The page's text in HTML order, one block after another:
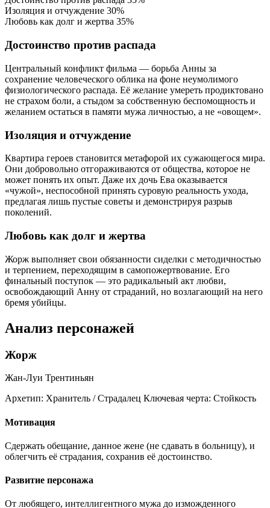
Изоляция и отчуждение 30%
Любовь как долг и жертва 35%
Достоинство против распада
Центральный конфликт фильма — борьба Анны за
сохранение человеческого облика на фоне неумолимого
физиологического распада. Её желание умереть продиктовано
не страхом боли, а стыдом за собственную беспомощность и
желанием остаться в памяти мужа личностью, а не «овощем».
Изоляция и отчуждение
Квартира героев становится метафорой их сужающегося мира.
Они добровольно отгораживаются от общества, которое не
может понять их опыт. Даже их дочь Ева оказывается
«чужой», неспособной принять суровую реальность ухода,
предлагая лишь пустые советы и демонстрируя разрыв
поколений.
Любовь как долг и жертва
Жорж выполняет свои обязанности сиделки с методичностью
и терпением, переходящим в самопожертвование. Его
финальный поступок — это радикальный акт любви,
освобождающий Анну от страданий, но возлагающий на него
бремя убийцы.
Анализ персонажей
Жорж
Жан-Луи Трентиньян
Архетип: Хранитель / Страдалец Ключевая черта: Стойкость
Мотивация
Сдержать обещание, данное жене (не сдавать в больницу), и
облегчить её страдания, сохранив её достоинство.
Развитие персонажа
От любящего, интеллигентного мужа до изможденного